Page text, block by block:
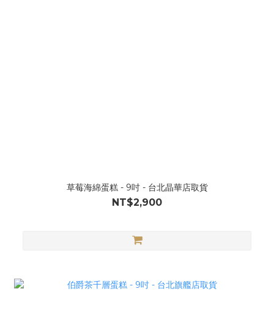
草莓海綿蛋糕 - 9吋 - 台北晶華店取貨
NT$2,900